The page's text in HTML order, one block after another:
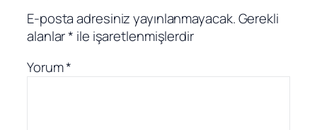
E-posta adresiniz yayınlanmayacak.Gerekli
alanlar* ile işaretlenmişlerdir
Yorum*